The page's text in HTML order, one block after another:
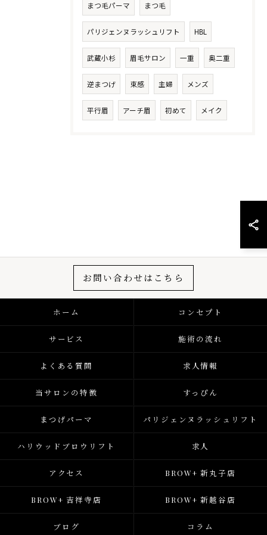
まつ毛パーマ まつ毛
パリジェンヌラッシュリフト HBL
武蔵小杉 眉毛サロン 一重 奥二重
逆まつげ 束感 主婦 メンズ
平行眉 アーチ眉 初めて メイク
お問い合わせはこちら
ホーム コンセプト
サービス 施術の流れ
よくある質問 求人情報
当サロンの特徴 すっぴん
まつげパーマ パリジェンヌラッシュリフト
ハリウッドブロウリフト 求人
アクセス BROW+ 新丸子店
BROW+ 吉祥寺店 BROW+ 新越谷店
ブログ コラム